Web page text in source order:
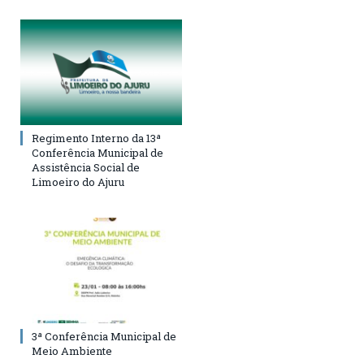
Regimento Interno da 13ª
Conferência Municipal de
Assistência Social de
Limoeiro do Ajuru
3ª Conferência Municipal de
Meio Ambiente